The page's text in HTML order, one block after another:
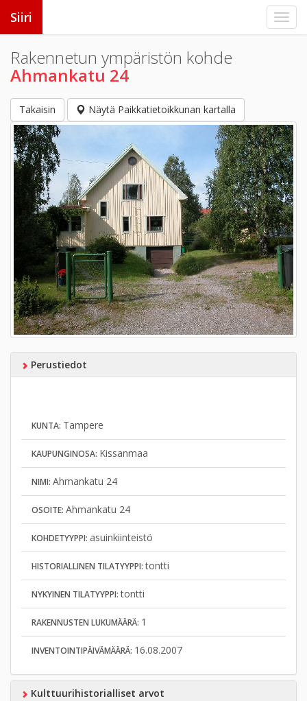
Siiri
Rakennetun ympäristön kohde
Ahmankatu 24
Takaisin Näytä Paikkatietoikkunan kartalla
Perustiedot
KUNTA: Tampere
KAUPUNGINOSA: Kissanmaa
NIMI: Ahmankatu 24
OSOITE: Ahmankatu 24
KOHDETYYPPI: asuinkiinteistö
HISTORIALLINEN TILATYYPPI:tontti
NYKYINEN TILATYYPPI:tontti
RAKENNUSTEN LUKUMÄÄRÄ: 1
INVENTOINTIPÄIVÄMÄÄRÄ: 16.08.2007
Kulttuurihistorialliset arvot